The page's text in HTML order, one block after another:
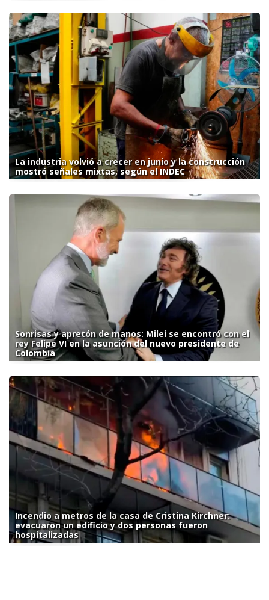
La industria volvió a crecer en junio y la construcción
mostró señales mixtas, según el INDEC
Sonrisas y apretón de manos: Milei se encontró con el
rey Felipe VI en la asunción del nuevo presidente de
Colombia
Incendio a metros de la casa de Cristina Kirchner:
evacuaron un edificio y dos personas fueron
hospitalizadas